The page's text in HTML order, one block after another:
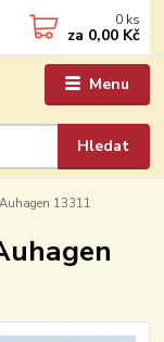
Menu
Hledat
0 ks
za 0,00 Kč
13311